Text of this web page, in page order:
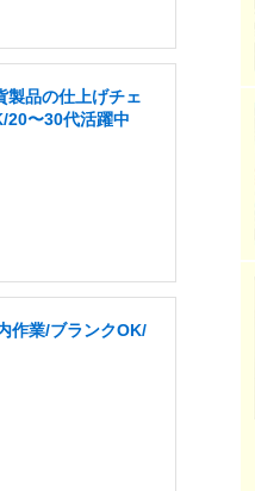
製品の仕上げチェ
20〜30代活躍中
作業/ブランクOK/